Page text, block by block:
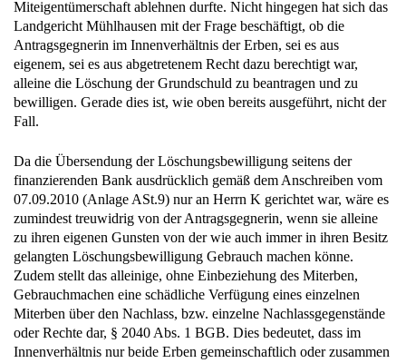
Landgericht Mühlhausen mit der Frage beschäftigt, ob die
Antragsgegnerin im Innenverhältnis der Erben, sei es aus
eigenem, sei es aus abgetretenem Recht dazu berechtigt war,
alleine die Löschung der Grundschuld zu beantragen und zu
bewilligen. Gerade dies ist, wie oben bereits ausgeführt, nicht der
Fall.
finanzierenden Bank ausdrücklich gemäß dem Anschreiben vom
07.09.2010 (Anlage ASt.9) nur an Herrn K gerichtet war, wäre es
zumindest treuwidrig von der Antragsgegnerin, wenn sie alleine
zu ihren eigenen Gunsten von der wie auch immer in ihren Besitz
gelangten Löschungsbewilligung Gebrauch machen könne.
Zudem stellt das alleinige, ohne Einbeziehung des Miterben,
Gebrauchmachen eine schädliche Verfügung eines einzelnen
Miterben über den Nachlass, bzw. einzelne Nachlassgegenstände
oder Rechte dar, § 2040 Abs. 1 BGB. Dies bedeutet, dass im
Innenverhältnis nur beide Erben gemeinschaftlich oder zusammen
mit dem Mitdarlehensnehmer Herrn K zur Verfügung über